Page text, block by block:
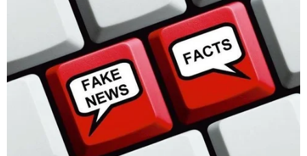
06/08/2026 06:00
Ba Lan thảo luận việc thành lập căn
cứ quân sự thường trực với Mỹ
06/08/2026 00:06